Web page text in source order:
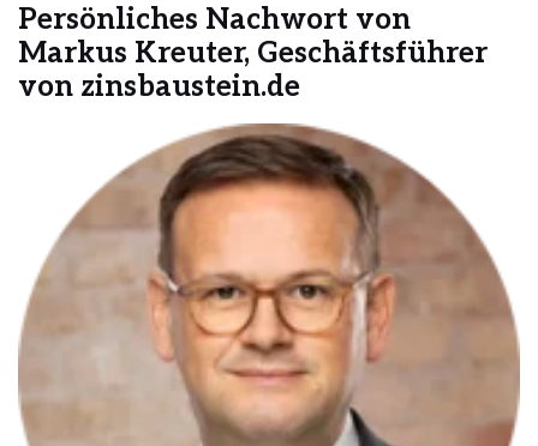
Persönliches Nachwort von
Markus Kreuter, Geschäftsführer
von zinsbaustein.de